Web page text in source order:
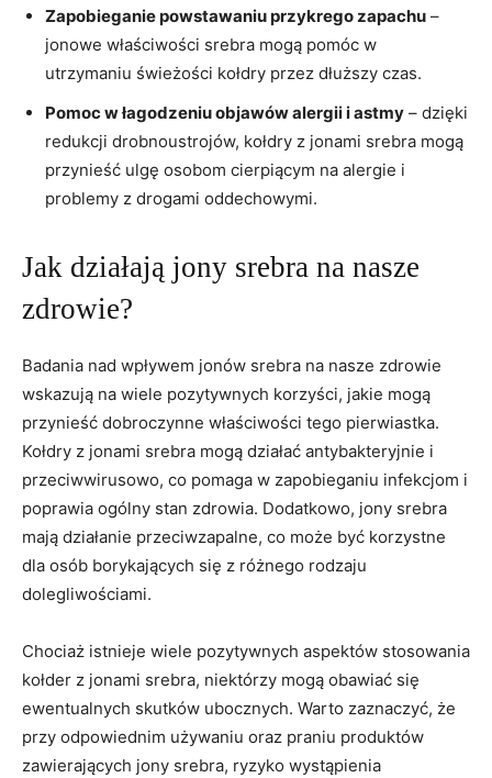
Zapobieganie powstawaniu przykrego ⁣zapachu –
‍jonowe właściwości ⁤srebra mogą ⁤pomóc ‍w
utrzymaniu‌ świeżości kołdry przez dłuższy czas.
Pomoc w ​łagodzeniu objawów alergii i ​astmy – dzięki
redukcji⁤ drobnoustrojów,⁤ kołdry z jonami srebra mogą
przynieść ulgę ‌osobom cierpiącym na alergie i
problemy⁣ z drogami‌ oddechowymi.
Jak ‍działają ⁢jony ⁢srebra na nasze
‌zdrowie?
Badania nad wpływem jonów srebra na‍ nasze zdrowie
wskazują na wiele pozytywnych korzyści, jakie mogą
przynieść dobroczynne właściwości tego ‍pierwiastka.
Kołdry z jonami srebra mogą działać antybakteryjnie i
przeciwwirusowo, co ⁢pomaga⁤ w ⁢zapobieganiu infekcjom ‌i
poprawia ogólny stan zdrowia. Dodatkowo, jony srebra
⁣mają działanie przeciwzapalne, co może być korzystne
dla osób borykających‌ się z różnego⁢ rodzaju
dolegliwościami.
Chociaż⁢ istnieje wiele⁢ pozytywnych⁢ aspektów stosowania
⁤kołder z ⁣jonami ⁢srebra, niektórzy⁣ mogą obawiać się
⁢ewentualnych skutków ubocznych. Warto zaznaczyć, że
przy‍ odpowiednim używaniu oraz praniu produktów
zawierających jony srebra, ‍ryzyko wystąpienia